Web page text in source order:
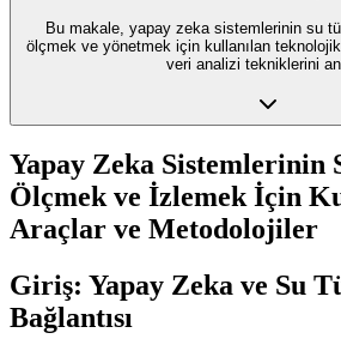
Bu makale, yapay zeka sistemlerinin su
ölçmek ve yönetmek için kullanılan
veri analizi tekniklerini
Yapay Zeka Sistemlerinin
Ölçmek ve İzlemek İçin
Araçlar ve Metodolojiler
Giriş: Yapay Zeka ve Su
Bağlantısı